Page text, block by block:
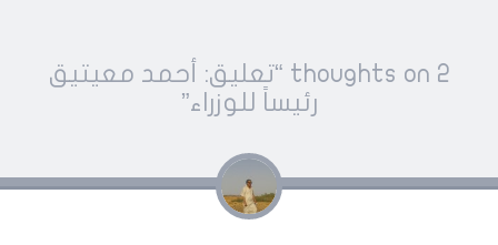
Post
navigation
2 thoughts on “
تعليق: أحمد معيتيق
رئيساً للوزراء”